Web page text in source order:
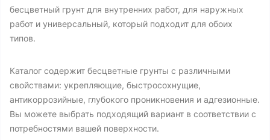
бесцветный грунт для внутренних работ, для наружных
работ и универсальный, который подходит для обоих
типов.
Каталог содержит бесцветные грунты с различными
свойствами: укрепляющие, быстросохнущие,
антикоррозийные, глубокого проникновения и адгезионные.
Вы можете выбрать подходящий вариант в соответствии с
потребностями вашей поверхности.